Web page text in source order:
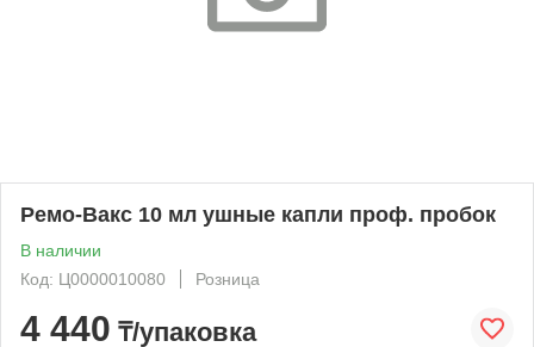
Ремо-Вакс 10 мл ушные капли проф. пробок
В наличии
Код: Ц0000010080
Розница
4 440 ₸/упаковка